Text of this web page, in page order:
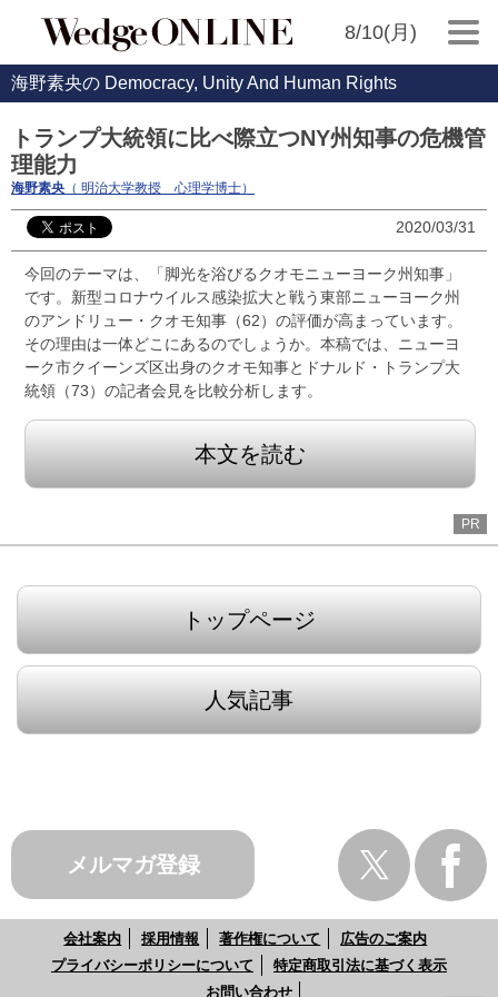
8/10(月)
海野素央の Democracy, Unity And Human Rights
トランプ大統領に比べ際立つNY州知事の危機管
理能力
海野素央 （ 明治大学教授 心理学博士）
2020/03/31
今回のテーマは、「脚光を浴びるクオモニューヨーク州知事」
です。新型コロナウイルス感染拡大と戦う東部ニューヨーク州
のアンドリュー・クオモ知事（62）の評価が高まっています。
その理由は一体どこにあるのでしょうか。本稿では、ニューヨ
ーク市クイーンズ区出身のクオモ知事とドナルド・トランプ大
統領（73）の記者会見を比較分析します。
本文を読む
PR
トップページ
人気記事
メルマガ登録
会社案内 採用情報 著作権について
広告のご案内
プライバシーポリシーについて
特定商取引法に基づく表示
お問い合わせ